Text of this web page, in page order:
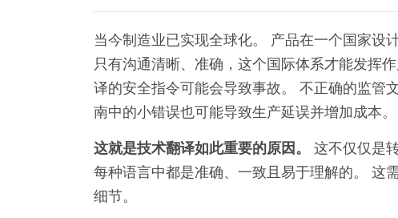
当今制造业已实现全球化。 产品在一个国家设
只有沟通清晰、准确，这个国际体系才能发挥
译的安全指令可能会导致事故。 不正确的监管
南中的小错误也可能导致生产延误并增加成本。
这就是技术翻译如此重要的原因。
这不仅仅是
每种语言中都是准确、一致且易于理解的。 这
细节。